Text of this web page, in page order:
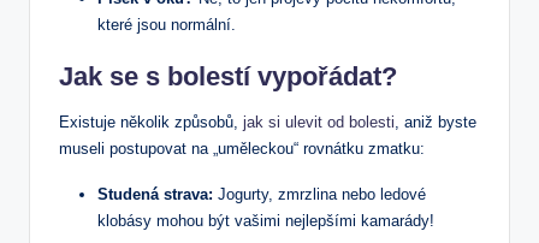
které jsou normální.
Jak se s bolestí vypořádat?
Existuje několik způsobů, jak si ulevit od bolesti, aniž byste
museli postupovat na „uměleckou“ rovnátku zmatku:
Studená strava: Jogurty, zmrzlina nebo ledové
klobásy mohou být vašimi nejlepšími kamarády!